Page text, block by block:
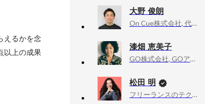
えるかを念
以上の成果
大野 俊朗
On Cue株式会社, 代表取締役
漆畑 恵美子
GO株式会社, GOアプリ事業本部 配車事業企画部 プロモーショングループ
松田 明
フリーランスのテクニカルアドバイザー業, 技術顧問